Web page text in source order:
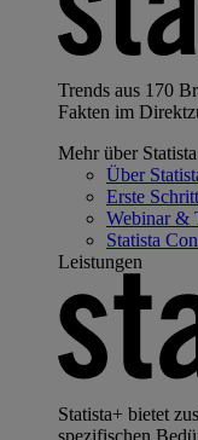
Trends aus 170
Fakten im
Mehr über Statista
Über
Erste
Webinar &
Statista
Leistungen
Statista+ bietet
spezifischen